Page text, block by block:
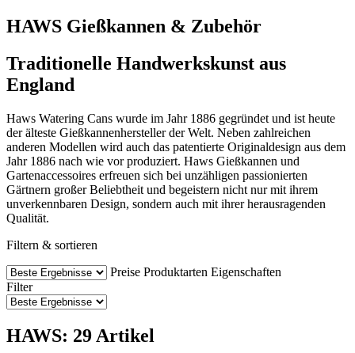
HAWS Gießkannen & Zubehör
Traditionelle Handwerkskunst aus
England
Haws Watering Cans wurde im Jahr 1886 gegründet und ist heute
der älteste Gießkannenhersteller der Welt. Neben zahlreichen
anderen Modellen wird auch das patentierte Originaldesign aus dem
Jahr 1886 nach wie vor produziert. Haws Gießkannen und
Gartenaccessoires erfreuen sich bei unzähligen passionierten
Gärtnern großer Beliebtheit und begeistern nicht nur mit ihrem
unverkennbaren Design, sondern auch mit ihrer herausragenden
Qualität.
Filtern & sortieren
Preise Produktarten Eigenschaften
Filter
HAWS: 29 Artikel